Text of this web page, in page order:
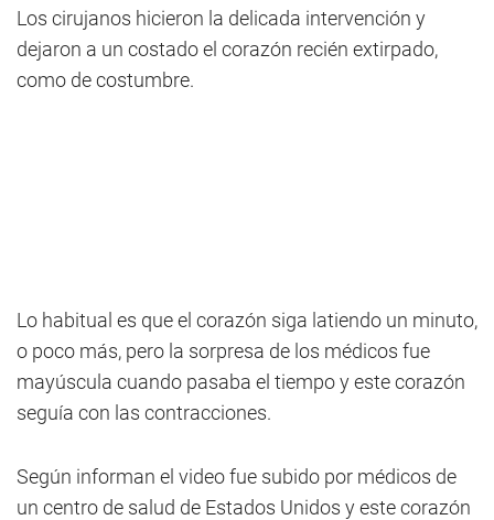
Los cirujanos hicieron la delicada intervención y
dejaron a un costado el corazón recién extirpado,
como de costumbre.
Lo habitual es que el corazón siga latiendo un minuto,
o poco más, pero la sorpresa de los médicos fue
mayúscula cuando pasaba el tiempo y este corazón
seguía con las contracciones.
Según informan el video fue subido por médicos de
un centro de salud de Estados Unidos y este corazón